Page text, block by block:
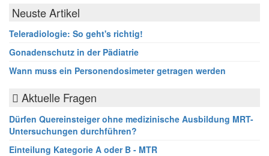
Neuste Artikel
Teleradiologie: So geht's richtig!
Gonadenschutz in der Pädiatrie
Wann muss ein Personendosimeter getragen werden
Aktuelle Fragen
Dürfen Quereinsteiger ohne medizinische Ausbildung MRT-
Untersuchungen durchführen?
Einteilung Kategorie A oder B - MTR